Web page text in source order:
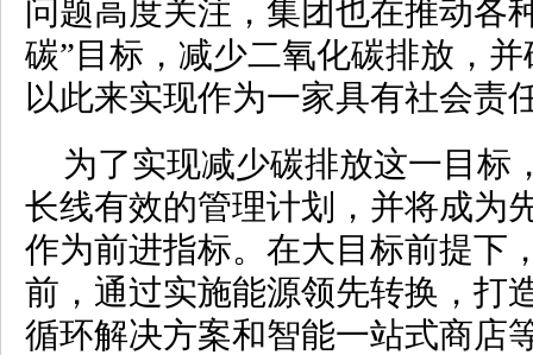
问题高度关注，集团也在推动各
碳”目标，减少二氧化碳排放，
以此来实现作为一家具有社会责
为了实现减少碳排放这一目标
长线有效的管理计划，并将成为
作为前进指标。在大目标前提下
前，通过实施能源领先转换，打
循环解决方案和智能一站式商店